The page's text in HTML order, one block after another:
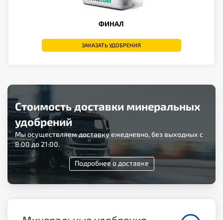
ФИНАЛ
ЗАКАЗАТЬ УДОБРЕНИЯ
Стоимость доставки минеральных
удобрений
Мы осуществляем доставку ежедневно, без выходных с
8:00 до 21:00.
Подробнее о доставке